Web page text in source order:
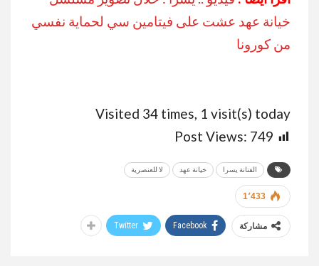
خيانة عهد عشت على فيتامين سي لحماية نفسي
من كورونا
Visited 34 times, 1 visit(s) today
Post Views: 749
الفنانة يسرا خيانة عهد لا للعنصرية
1٬433
مشاركة Facebook
Twitter